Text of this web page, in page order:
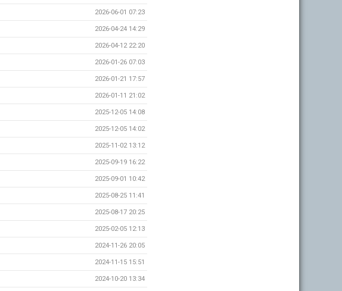
2026-06-01 07:23
2026-04-24 14:29
2026-04-12 22:20
2026-01-26 07:03
2026-01-21 17:57
2026-01-11 21:02
2025-12-05 14:08
2025-12-05 14:02
2025-11-02 13:12
2025-09-19 16:22
2025-09-01 10:42
2025-08-25 11:41
2025-08-17 20:25
2025-02-05 12:13
2024-11-26 20:05
2024-11-15 15:51
2024-10-20 13:34